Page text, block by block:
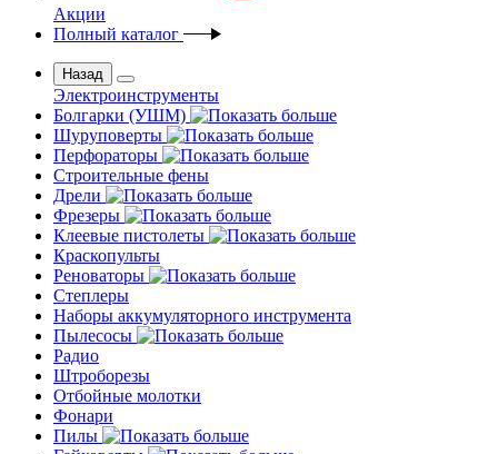
Акции
Полный каталог
Назад
Электроинструменты
Болгарки (УШМ)
Шуруповерты
Перфораторы
Строительные фены
Дрели
Фрезеры
Клеевые пистолеты
Краскопульты
Реноваторы
Степлеры
Наборы аккумуляторного инструмента
Пылесосы
Радио
Штроборезы
Отбойные молотки
Фонари
Пилы